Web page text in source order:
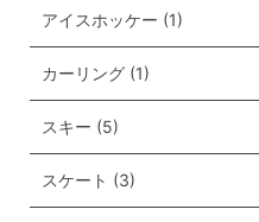
アイスホッケー (1)
カーリング (1)
スキー (5)
スケート (3)